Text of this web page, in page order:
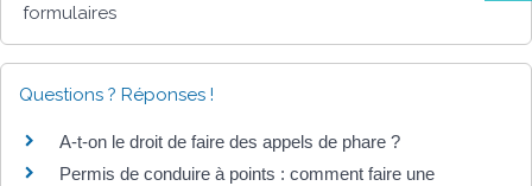
formulaires
Questions ? Réponses !
A-t-on le droit de faire des appels de phare ?
Permis de conduire à points : comment faire une